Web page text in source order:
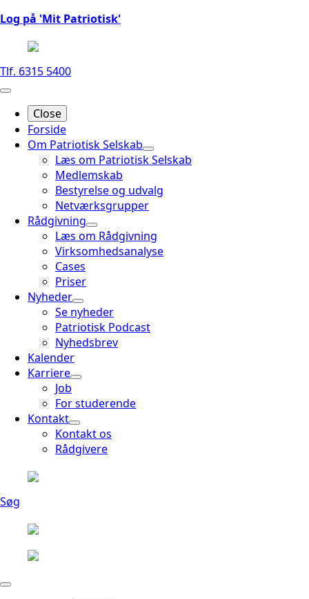
Log på 'Mit Patriotisk'
Tlf. 6315 5400
Close
Forside
Om Patriotisk Selskab
Læs om Patriotisk Selskab
Medlemskab
Bestyrelse og udvalg
Netværksgrupper
Rådgivning
Læs om Rådgivning
Virksomhedsanalyse
Cases
Priser
Nyheder
Se nyheder
Patriotisk Podcast
Nyhedsbrev
Kalender
Karriere
Job
For studerende
Kontakt
Kontakt os
Rådgivere
Søg